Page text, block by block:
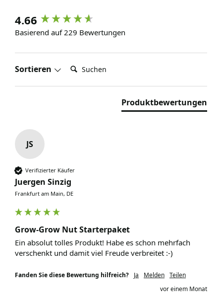
4.66
Basierend auf 229 Bewertungen
Sortieren Suchen:
Produktbewertungen
JS
Verifizierter Käufer
Juergen Sinzig
Frankfurt am Main, DE
Grow-Grow Nut Starterpaket
Ein absolut tolles Produkt! Habe es schon mehrfach
verschenkt und damit viel Freude verbreitet :-)
Fanden Sie diese Bewertung hilfreich? Ja Melden Teilen
vor einem Monat